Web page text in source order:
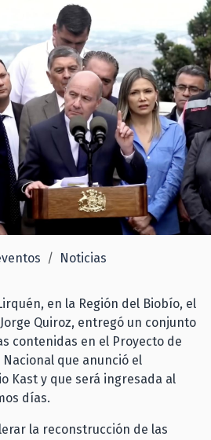
Noticias
en la Región del Biobío, el
Quiroz, entregó un conjunto
contenidas en el Proyecto de
que anunció el
Kast y que será ingresada al
días.
la reconstrucción de las